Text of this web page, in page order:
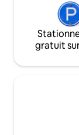
gratuit